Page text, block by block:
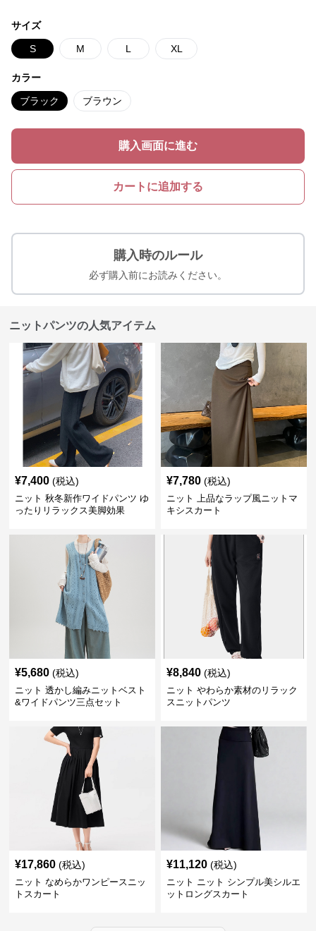
サイズ
S M L XL
カラー
ブラック ブラウン
購入画面に進む
カートに追加する
購入時のルール
必ず購入前にお読みください。
ニットパンツの人気アイテム
¥7,400 (税込)
ニット 秋冬新作ワイドパンツ ゆ
ったりリラックス美脚効果
¥7,780 (税込)
ニット 上品なラップ風ニットマ
キシスカート
¥5,680 (税込)
ニット 透かし編みニットベスト
&ワイドパンツ三点セット
¥8,840 (税込)
ニット やわらか素材のリラック
スニットパンツ
¥17,860 (税込)
ニット なめらかワンピースニッ
トスカート
¥11,120 (税込)
ニット ニット シンプル美シルエ
ットロングスカート